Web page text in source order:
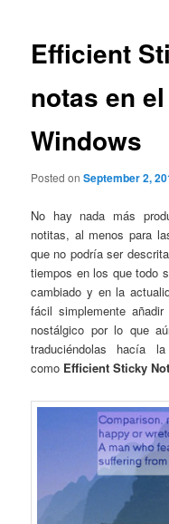
Efficient
notas en
Windows
Posted onSeptember 2,
No hay nada más
notitas, al menos para
que no podría ser
tiempos en los que todo
cambiado y en la
fácil simplemente
nostálgico por lo que
traduciéndolas hacía
como Efficient Sticky